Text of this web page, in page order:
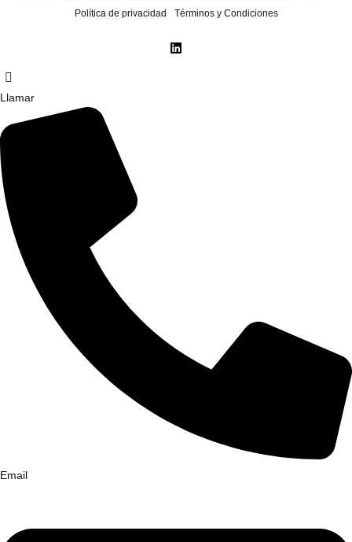
Política de privacidad
Términos y Condiciones
Llamar
Email